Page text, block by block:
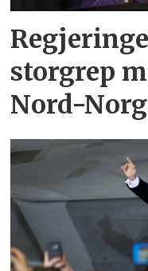
storgrep
Nord-